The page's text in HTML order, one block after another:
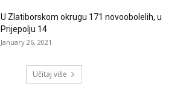
U Zlatiborskom okrugu 171 novoobolelih, u
Prijepolju 14
January 26, 2021
Učitaj više